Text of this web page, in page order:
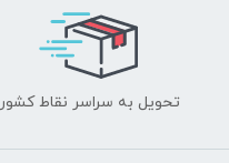
تحویل به سراسر نقاط کشور